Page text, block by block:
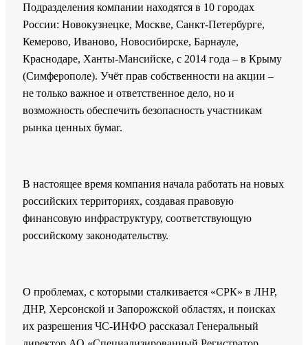
Подразделения компании находятся в 10 городах
России: Новокузнецке, Москве, Санкт-Петербурге,
Кемерово, Иваново, Новосибирске, Барнауле,
Краснодаре, Ханты-Мансийске, с 2014 года – в Крыму
(Симферополе). Учёт прав собственности на акции –
не только важное и ответственное дело, но и
возможность обеспечить безопасность участникам
рынка ценных бумаг.
В настоящее время компания начала работать на новых
российских территориях, создавая правовую
финансовую инфраструктуру, соответствующую
российскому законодательству.
О проблемах, с которыми сталкивается «СРК» в ЛНР,
ДНР, Херсонской и Запорожской областях, и поисках
их разрешения ЧС-ИНФО рассказал Генеральный